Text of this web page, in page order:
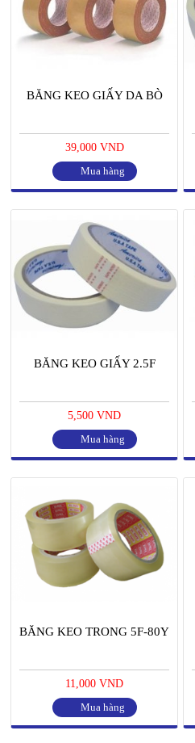
BĂNG KEO GIẤY DA BÒ
39,000 VND
Mua hàng
BĂNG KEO GIẤY 2.5F
5,500 VND
Mua hàng
BĂNG KEO TRONG 5F-80Y
11,000 VND
Mua hàng